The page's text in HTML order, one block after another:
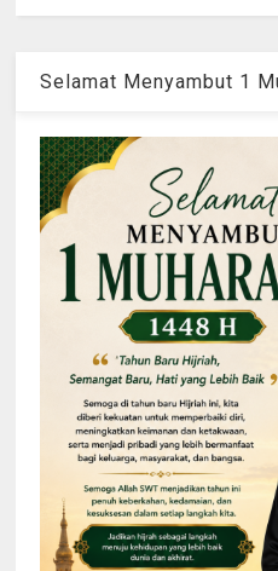
Selamat Menyambut 1